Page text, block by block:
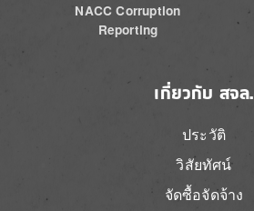
NACC Corruption
Reporting
เกี่ยวกับ สจล.
ประวัติ
วิสัยทัศน์
จัดซื้อจัดจ้าง